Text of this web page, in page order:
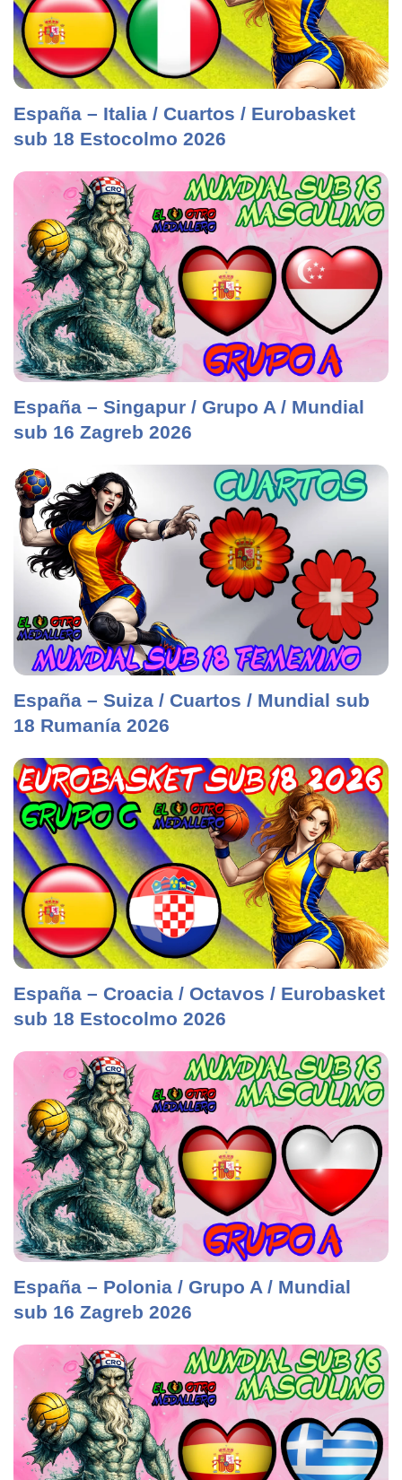
España – Italia / Cuartos / Eurobasket
sub 18 Estocolmo 2026
España – Singapur / Grupo A / Mundial
sub 16 Zagreb 2026
España – Suiza / Cuartos / Mundial sub
18 Rumanía 2026
España – Croacia / Octavos / Eurobasket
sub 18 Estocolmo 2026
España – Polonia / Grupo A / Mundial
sub 16 Zagreb 2026